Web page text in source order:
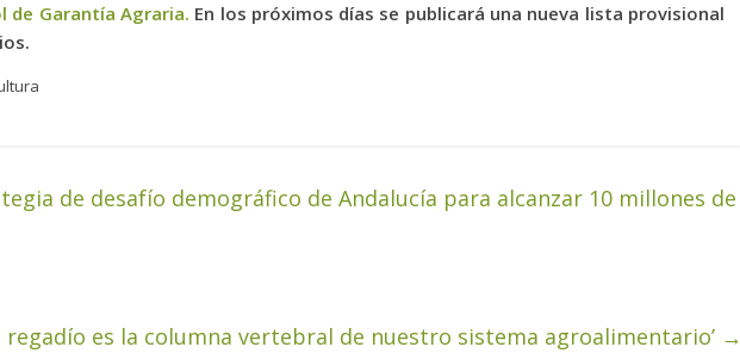
de Garantía Agraria. En los próximos días se publicará una nueva lista provisional
de desafío demográfico de Andalucía para alcanzar 10 millones de
regadío es la columna vertebral de nuestro sistema agroalimentario’ →